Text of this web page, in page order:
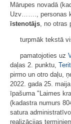
Mārupes novadā
Uzv……., personas
īstenotājs , no otras
turpmāk tekstā
pamatojoties uz
daļas 2. punktu,
pirmo un otro daļu,
2022. gada 25.
īpašuma "Laimes
(kadastra numurs
satura
realizācijas